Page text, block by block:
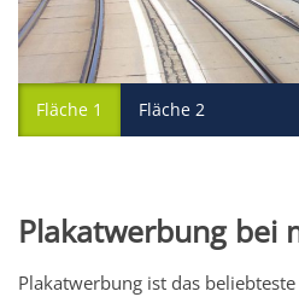
Fläche 1 Fläche 2
Plakatwerbung bei
Plakatwerbung ist das